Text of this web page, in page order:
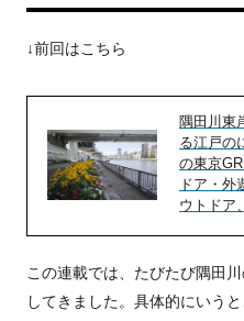
↓前回はこちら
隅田川東
る江戸の
の東京
ドア・外
ウトドア
この連載では、たびたび隅田
してきました。具体的にいう